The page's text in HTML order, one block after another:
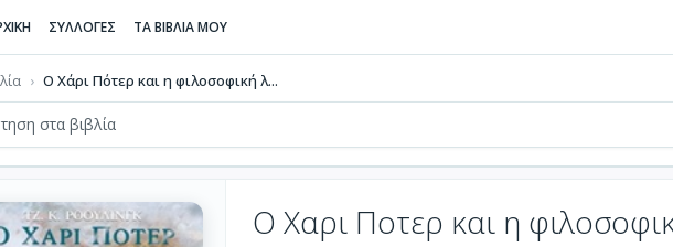
ΣΥΛΛΟΓΕΣ ΤΑ ΒΙΒΛΙΑ ΜΟΥ
Ο Χάρι Πότερ και η φιλοσοφική λ...
Ο Χαρι Ποτερ και η